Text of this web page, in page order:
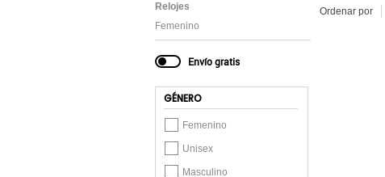
Relojes
Femenino
Envío gratis
GÉNERO
Femenino
Unisex
Masculino
Ordenar por